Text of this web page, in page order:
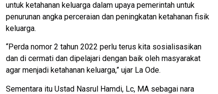
untuk ketahanan keluarga dalam upaya pemerintah untuk
penurunan angka perceraian dan peningkatan ketahanan fisik
keluarga.
“Perda nomor 2 tahun 2022 perlu terus kita sosialisasikan
dan di cermati dan dipelajari dengan baik oleh masyarakat
agar menjadi ketahanan keluarga,” ujar La Ode.
Sementara itu Ustad Nasrul Hamdi, Lc, MA sebagai nara